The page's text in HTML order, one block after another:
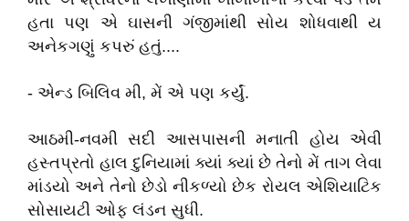
હતા પણ એ ઘાસની ગંજીમાંથી સોય શોધવાથી ય
અનેકગણું કપરું હતું....
- એન્ડ બિલિવ મી, મેં એ પણ કર્યું.
આઠમી-નવમી સદી આસપાસની મનાતી હોય
એવી
હસ્તપ્રતો હાલ દુનિયામાં ક્યાં ક્યાં છે તેનો મેં તાગ લેવા
માંડયો અને તેનો છેડો નીકળ્યો છેક રોયલ એશિયાટિક
સોસાયટી ઓફ લંડન સુધી.